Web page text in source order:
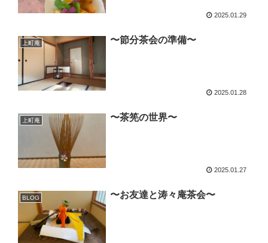
2025.01.29
上町庵 〜節分茶会の準備〜
2025.01.28
上町庵 〜茶筅の世界〜
2025.01.27
BLOG 〜お友達と涛々庵茶会〜